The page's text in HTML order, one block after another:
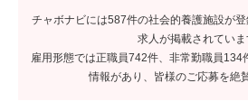
チャボナビには587件の社会的養護施設が
求人が掲載されていま
雇用形態では正職員742件、非常勤職員134
情報があり、皆様のご応募を絶